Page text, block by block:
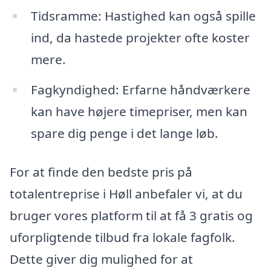
Tidsramme: Hastighed kan også spille
ind, da hastede projekter ofte koster
mere.
Fagkyndighed: Erfarne håndværkere
kan have højere timepriser, men kan
spare dig penge i det lange løb.
For at finde den bedste pris på
totalentreprise i Høll anbefaler vi, at du
bruger vores platform til at få 3 gratis og
uforpligtende tilbud fra lokale fagfolk.
Dette giver dig mulighed for at